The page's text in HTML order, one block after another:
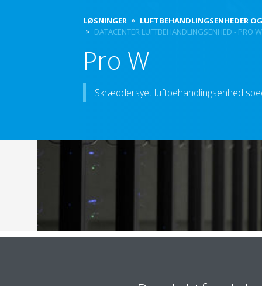
LØSNINGER
LUFTBEHANDLINGSENHEDER
DATACENTER LUFTBEHANDLINGSENHED - PRO W
Pro W
Skræddersyet luftbehandlingsenhed